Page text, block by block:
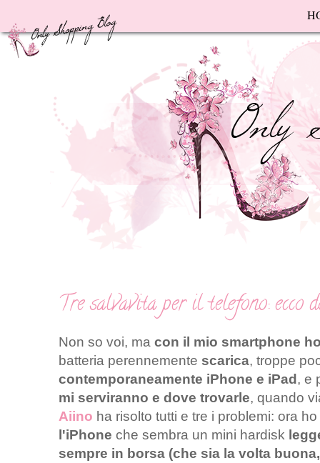
Tre salvavita per il telefono: ecco
Non so voi, ma con il mio smartphone
batteria perennemente scarica, troppe
contemporaneamente iPhone e iPad , e
mi serviranno e dove trovarle, quando
Aiino ha risolto tutti e tre i problemi: ora
l'iPhone che sembra un mini hardisk
sempre in borsa (che sia la volta